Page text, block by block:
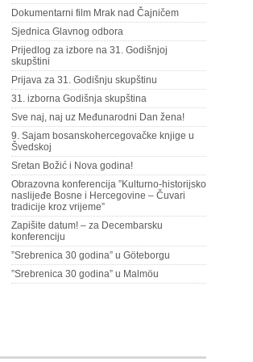
Dokumentarni film Mrak nad Čajničem
Sjednica Glavnog odbora
Prijedlog za izbore na 31. Godišnjoj
skupštini
Prijava za 31. Godišnju skupštinu
31. izborna Godišnja skupština
Sve naj, naj uz Međunarodni Dan žena!
9. Sajam bosanskohercegovačke knjige u
Švedskoj
Sretan Božić i Nova godina!
Obrazovna konferencija ”Kulturno-historijsko
naslijeđe Bosne i Hercegovine – Čuvari
tradicije kroz vrijeme”
Zapišite datum! – za Decembarsku
konferenciju
”Srebrenica 30 godina” u Göteborgu
”Srebrenica 30 godina” u Malmöu